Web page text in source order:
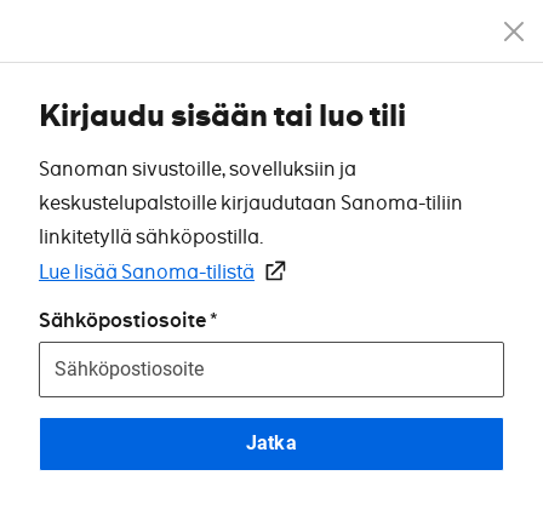
Kirjaudu sisään tai luo tili
Sanoman sivustoille, sovelluksiin ja
keskustelupalstoille kirjaudutaan Sanoma-tiliin
linkitetyllä sähköpostilla.
Lue lisää Sanoma-tilistä
Sähköpostiosoite
Jatka